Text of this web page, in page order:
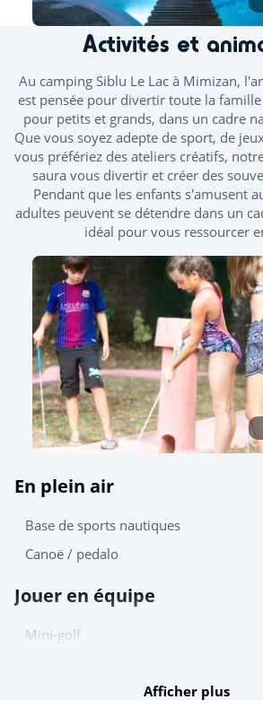
Splashzone - Jeux enfants
Bains bouillonnants - Banquettes
Activités et
Au camping Siblu Le Lac à Mimizan,
est pensée pour divertir toute la
pour petits et grands, dans un cadre
Que vous soyez adepte de sport, de
vous préfériez des ateliers créatifs,
saura vous divertir et créer des
Pendant que les enfants s'amusent
adultes peuvent se détendre dans un
idéal pour vous ressourcer
En plein air
Base de sports nautiques
Canoë / pedalo
Jouer en équipe
Mini-golf
Afficher plus